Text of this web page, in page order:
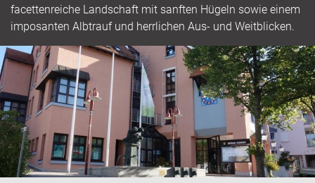
facettenreiche Landschaft mit sanften Hügeln sowie einem
imposanten Albtrauf und herrlichen Aus- und Weitblicken.